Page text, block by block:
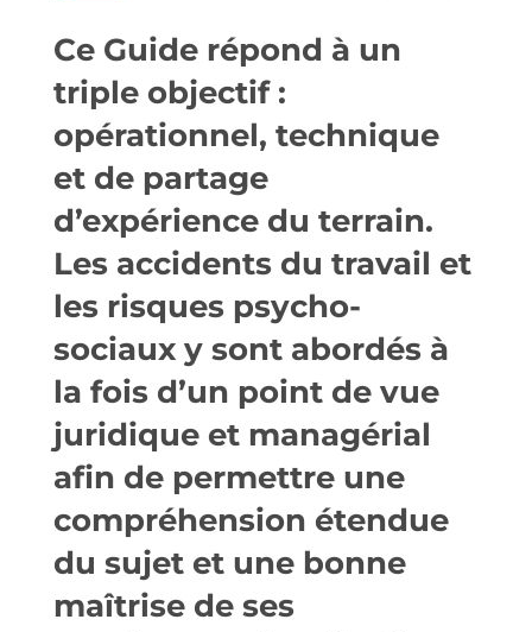
Ce Guide répond à un
triple objectif :
opérationnel, technique
et de partage
d’expérience du terrain.
Les accidents du travail et
les risques psycho-
sociaux y sont abordés à
la fois d’un point de vue
juridique et managérial
afin de permettre une
compréhension étendue
du sujet et une bonne
maîtrise de ses